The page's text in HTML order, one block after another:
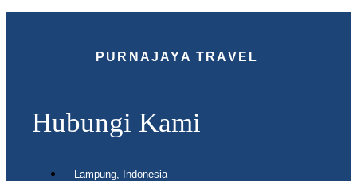
PURNAJAYA TRAVEL
Hubungi Kami
Lampung, Indonesia